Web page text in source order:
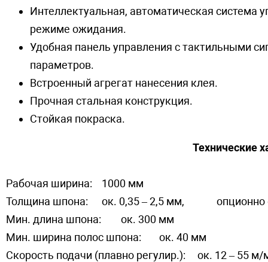
Интеллектуальная, автоматическая система
режиме ожидания.
Удобная панель управления с тактильными
параметров.
Встроенный агрегат нанесения клея.
Прочная стальная конструкция.
Стойкая покраска.
Технические
Рабочая ширина:
1000 мм
Толщина шпона:
ок. 0,35 – 2,5 мм,
Мин. длина шпона:
ок. 300 мм
Мин. ширина полос шпона:
ок. 40 мм
Скорость подачи (плавно регулир.):
ок. 12 – 55 м/